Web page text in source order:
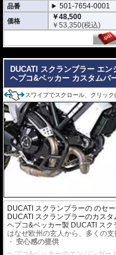
◆ スクランブラーの軽快さを損
複雑な取り回しのエキゾースト
ラーにおいて、操作性を損なわ
す。専用スペーサーによる絶妙
なることなく、それでいて車幅
能を両立しています。
ライダーを そしてマシンを護る
ヘプコ&ベッカー製 DUCATI ス
アップパーツではありません。
最優先に守り、同時に愛車を保
理的保険」です。
【選ばれる理由】
ライダーを守る「生存空間」の
を作り出すよう設計されていま
イダーの足が挟み込まれるリス
え、アクシデント後のリカバリ
衝撃を逃がす設計思想: ただ硬い
や重心を分析し、衝撃を多点支
車体フレームへのダメージも最
Made in Germanyの品質: 高精度
イツ本国で生産されるそのパイ
り神として完成されています。
品番
501-7654-0001
価格
￥48,500
￥53,350(税込)
DUCATI スクランブラー エン
ヘプコ&ベッカー カスタムパ
スワイプでスクロール、クリッ
DUCATI スクランブラーの のセ
DUCATI スクランブラーのカスタ
ヘプコ&ベッカー製 DUCATI ス
はなぜ欧州の玄人から、多くの
安心感の提供